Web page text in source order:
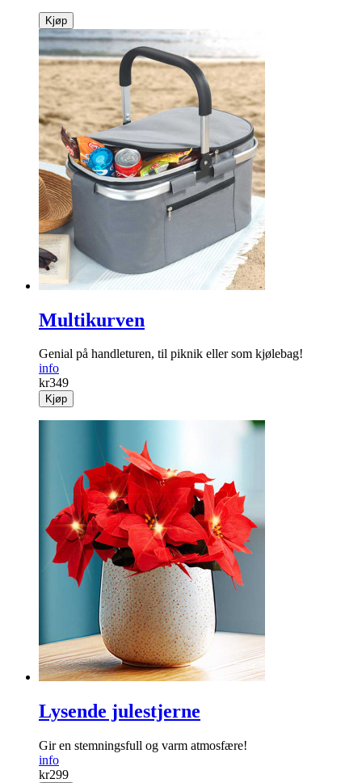
Kjøp
Multikurven
Genial på handleturen, til piknik eller som kjølebag!
info
kr349
Kjøp
Lysende julestjerne
Gir en stemningsfull og varm atmosfære!
info
kr299